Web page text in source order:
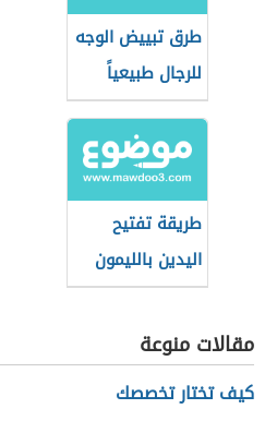
طرق تبييض الوجه
للرجال طبيعياً
بالمنزل بسرعة
طريقة تفتيح
اليدين بالليمون
مقالات منوعة
كيف تختار تخصصك